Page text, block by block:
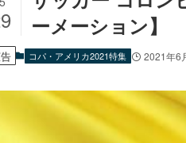
ーメーション】
コパ・アメリカ2021特集 2021年6